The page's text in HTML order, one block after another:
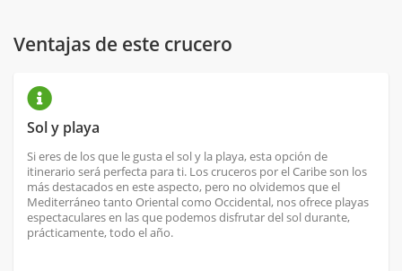
Ventajas de este crucero
Sol y playa
Si eres de los que le gusta el sol y la playa, esta opción de
itinerario será perfecta para ti. Los cruceros por el Caribe son los
más destacados en este aspecto, pero no olvidemos que el
Mediterráneo tanto Oriental como Occidental, nos ofrece playas
espectaculares en las que podemos disfrutar del sol durante,
prácticamente, todo el año.